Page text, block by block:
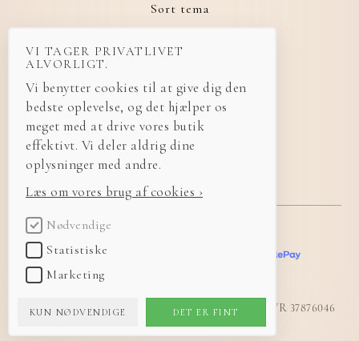
Sort tema
+45 29 92 27 99
made@bylumen.dk
Bybakken 3, Annisse, 3200 Helsinge, Danmark
CVR 37876046
VI TAGER PRIVATLIVET
ALVORLIGT.
Vi benytter cookies til at give dig den
bedste oplevelse, og det hjælper os
meget med at drive vores butik
effektivt. Vi deler aldrig dine
oplysninger med andre.
Læs om vores brug af cookies ›
Nødvendige
Statistiske
Marketing
KUN NØDVENDIGE DET ER FINT